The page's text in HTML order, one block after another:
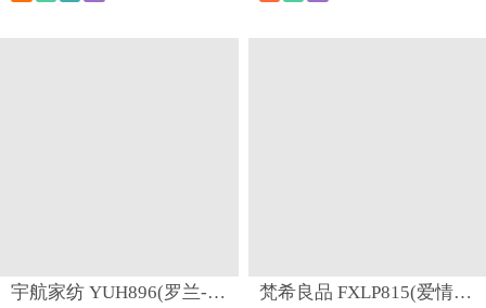
宇航家纺 YUH896(罗兰-月光白)下架 梵希良品 FXLP815(爱情玫瑰)下架